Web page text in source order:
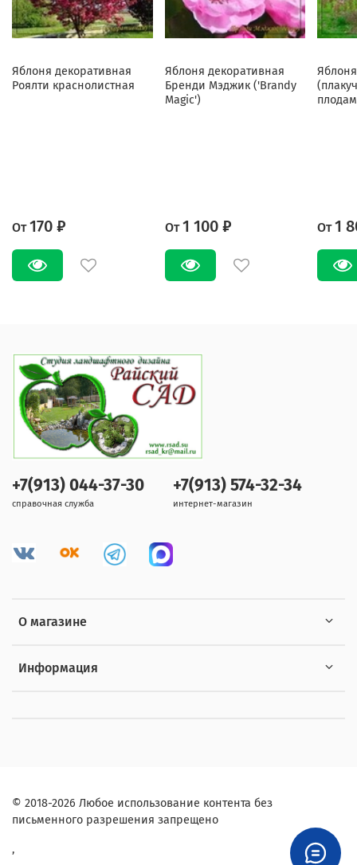
Яблоня декоративная
Роялти краснолистная
От 170 ₽
Яблоня декоративная
Бренди Мэджик ('Brandy
Magic')
От 1 100 ₽ От 1
О магазине
Информация
+7(913) 044-37-30
справочная служба
+7(913) 574-32-34
интернет-магазин
© 2018-2026 Любое использование контента без
письменного разрешения запрещено
,